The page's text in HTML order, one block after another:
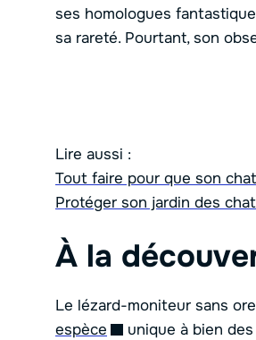
ses homologues
sa rareté. Pourtant, son
Lire aussi :
Tout faire pour que son
Protéger son jardin des
À la
Le lézard-moniteur sans
espèce
unique à bien des